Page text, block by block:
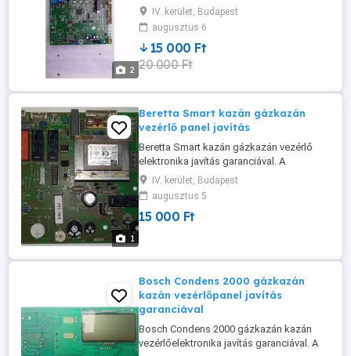
2
garanciával. Egyéni vállalkozó vagyok a
számlának nincs áfa vonzata, számlát
magánszemély részére tudok kiállítani. A
gázkazán kazán vezérlő panelt postai
úton is elküldhetik, 24 órán belül általában
IV. kerület, Budapest
augusztus 6
15 000 Ft
20 000 Ft
1
Beretta Smart kazán gázkazán
vezérlő panel javítás
Beretta Smart kazán gázkazán vezérlő
elektronika javítás garanciával. A
vezérlőpanelt postán is elküldhetik 24
órán belül megkapom. Tel:06-70-380-1991
IV. kerület, Budapest
augusztus 5
15 000 Ft
Bosch Condens 2000 gázkazán
kazán vezérlőpanel javítás
garanciával
Bosch Condens 2000 gázkazán kazán
vezérlőelektronika javítás garanciával. A